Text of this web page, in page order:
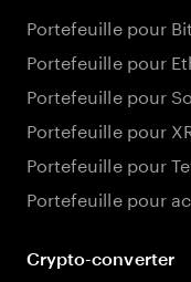
Portefeuille pour
Portefeuille pour
Portefeuille pour
Portefeuille pour
Portefeuille pour
Portefeuille pour
Crypto-converter